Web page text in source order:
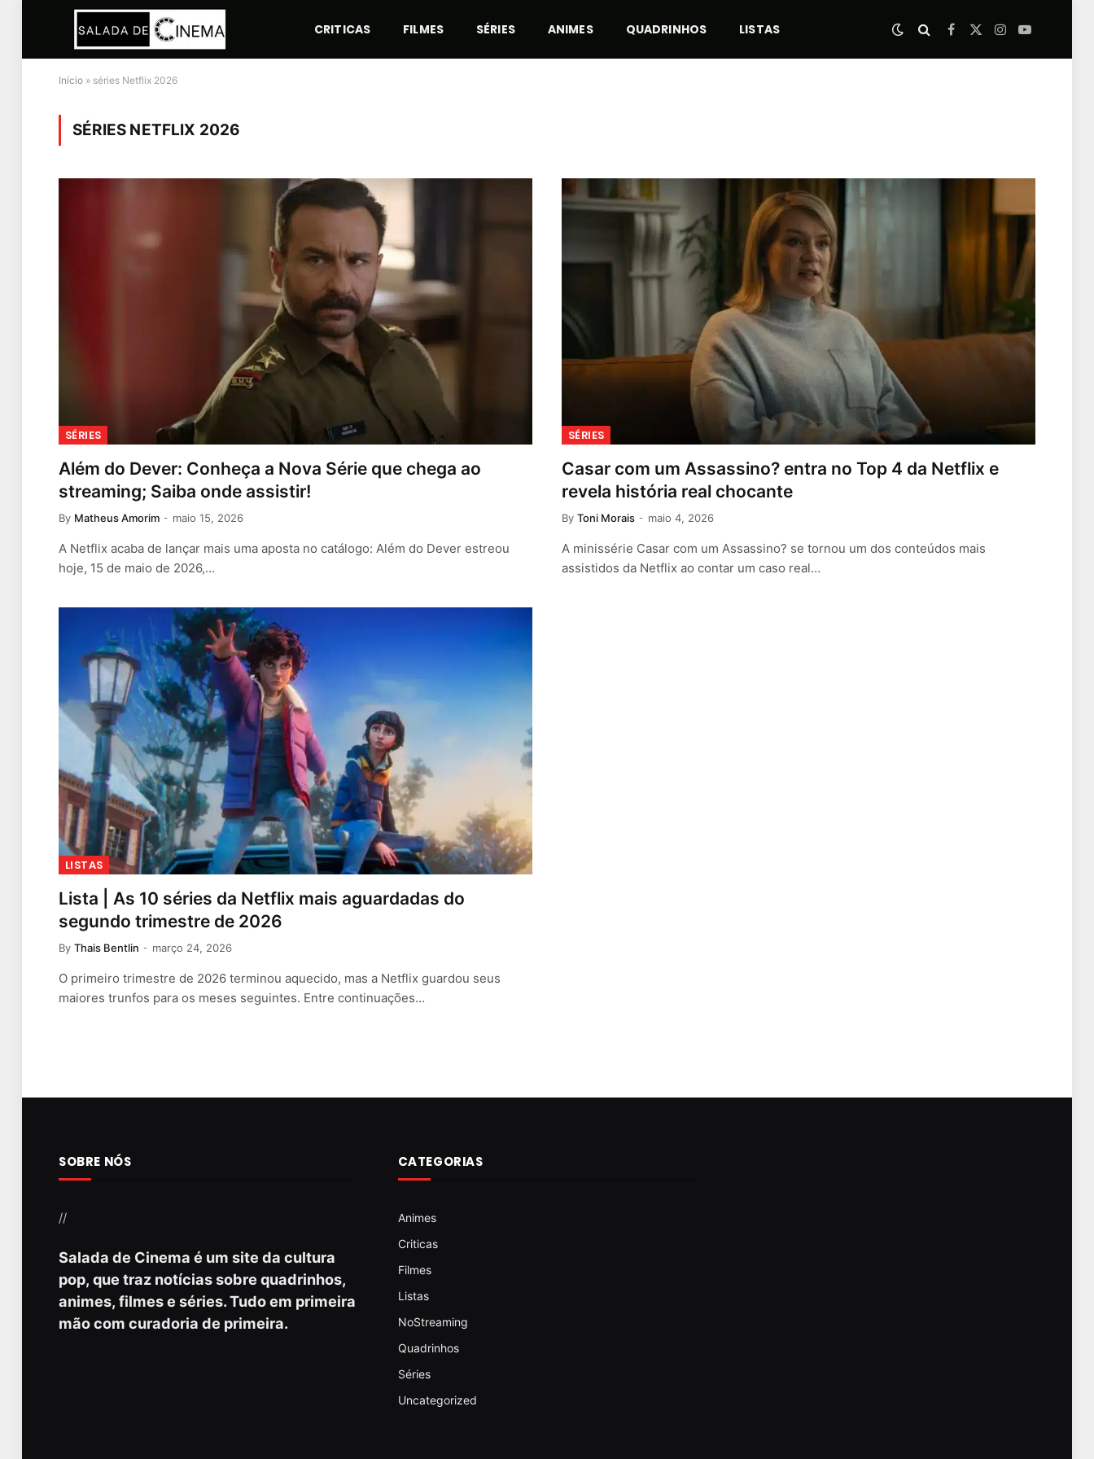
CRITICAS FILMES SÉRIES ANIMES QUADRINHOS LISTAS Facebook
X
Instagram
YouTube
Início » séries Netflix 2026
SÉRIES NETFLIX 2026
SÉRIES
Além do Dever: Conheça a Nova Série que chega ao
streaming; Saiba onde assistir!
By Matheus Amorim maio 15, 2026
A Netflix acaba de lançar mais uma aposta no catálogo: Além do Dever estreou
hoje, 15 de maio de 2026,…
SÉRIES
Casar com um Assassino? entra no Top 4 da Netflix e
revela história real chocante
By Toni Morais maio 4, 2026
A minissérie Casar com um Assassino? se tornou um dos conteúdos mais
assistidos da Netflix ao contar um caso real…
LISTAS
Lista | As 10 séries da Netflix mais aguardadas do
segundo trimestre de 2026
By Thais Bentlin março 24, 2026
O primeiro trimestre de 2026 terminou aquecido, mas a Netflix guardou seus
maiores trunfos para os meses seguintes. Entre continuações…
SOBRE NÓS
//
Salada de Cinema é um site da cultura
pop, que traz notícias sobre quadrinhos,
animes, filmes e séries. Tudo em primeira
mão com curadoria de primeira.
CATEGORIAS
Animes
Criticas
Filmes
Listas
NoStreaming
Quadrinhos
Séries
Uncategorized